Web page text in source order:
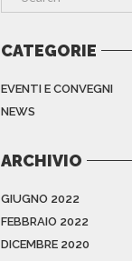
CATEGORIE
EVENTI E CONVEGNI
NEWS
ARCHIVIO
GIUGNO 2022
FEBBRAIO 2022
DICEMBRE 2020